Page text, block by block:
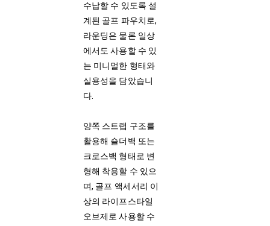
수납할 수 있도록 설
계된 골프 파우치로,
라운딩은 물론 일상
에서도 사용할 수 있
는 미니멀한 형태와
실용성을 담았습니
다.
양쪽 스트랩 구조를
활용해 숄더백 또는
크로스백 형태로 변
형해 착용할 수 있으
며, 골프 액세서리 이
상의 라이프스타일
오브제로 사용할 수